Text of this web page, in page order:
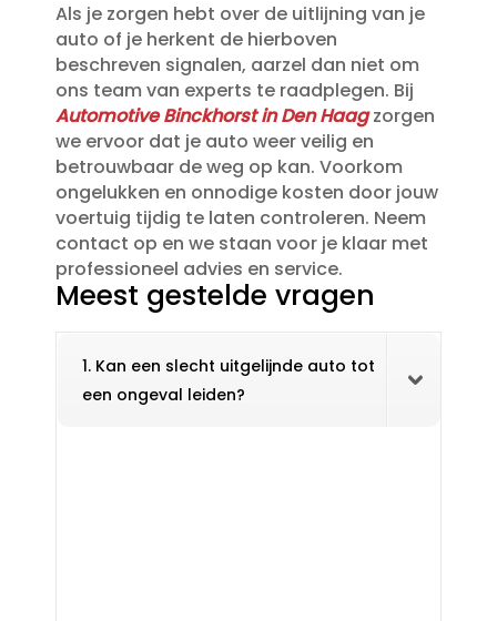
Als je zorgen hebt over de uitlijning van je
auto of je herkent de hierboven
beschreven signalen, aarzel dan niet om
ons team van experts te raadplegen.​ Bij
Automotive Binckhorst in Den Haagzorgen
we ervoor dat je auto weer veilig en
betrouwbaar de weg op kan.​ Voorkom
ongelukken en onnodige kosten door jouw
voertuig tijdig te laten controleren.​ Neem
contact op en we staan voor je klaar met
professioneel advies en service.​
Meest gestelde vragen
1. Kan een slecht uitgelijnde auto tot
een ongeval leiden?